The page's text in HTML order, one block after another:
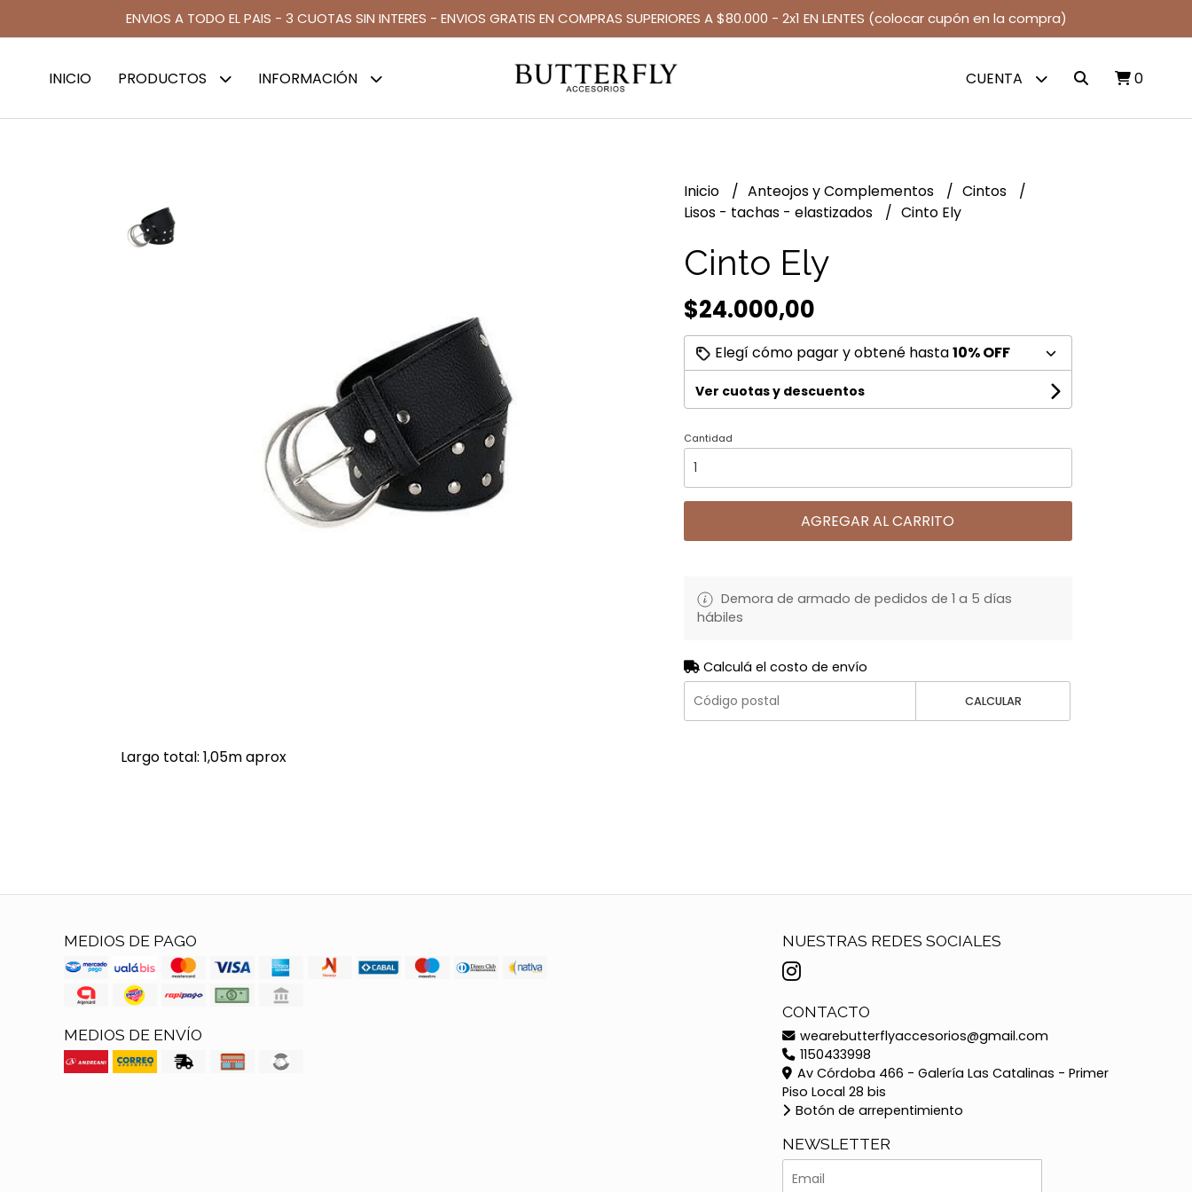
ENVIOS A TODO EL PAIS - 3 CUOTAS SIN INTERES - ENVIOS GRATIS EN COMPRAS SUPERIORES A $80.000 - 2x1 EN LENTES (colocar cupón en la compra)
INICIO PRODUCTOS INFORMACIÓN CUENTA 0
Largo total: 1,05m aprox
Inicio Anteojos y Complementos
Cintos
Lisos - tachas - elastizados
Cinto Ely
Cinto Ely
$24.000,00
Elegí cómo pagar y obtené hasta10% OFF
Ver cuotas y descuentos
Cantidad
AGREGAR AL CARRITO
Demora de armado de pedidos de 1 a 5 días
hábiles
Calculá el costo de envío
CALCULAR
MEDIOS DE PAGO
MEDIOS DE ENVÍO
NUESTRAS REDES SOCIALES
CONTACTO
wearebutterflyaccesorios@gmail.com
1150433998
Av Córdoba 466 - Galería Las Catalinas - Primer
Piso Local 28 bis
Botón de arrepentimiento
NEWSLETTER